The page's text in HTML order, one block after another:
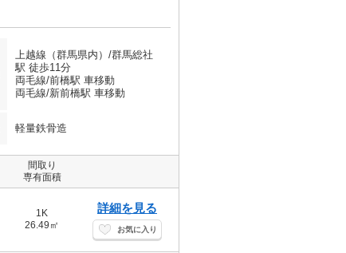
上越線（群馬県内）/群馬総社
駅 徒歩11分
両毛線/前橋駅 車移動
両毛線/新前橋駅 車移動
軽量鉄骨造
間取り
専有面積
1K
26.49㎡
詳細を見る
お気に入り